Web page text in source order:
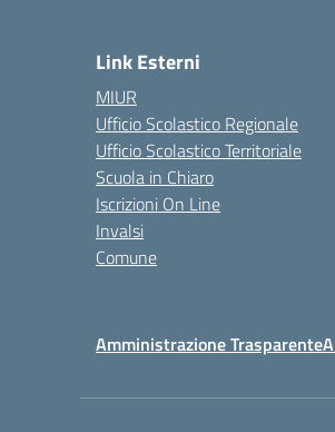
Link Esterni
MIUR
Ufficio Scolastico Regionale
Ufficio Scolastico Territoriale
Scuola in Chiaro
Iscrizioni On Line
Invalsi
Comune
Amministrazione Trasparente